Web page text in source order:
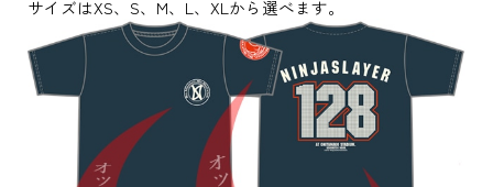
サイズはXS、S、M、L、XLから選べます。